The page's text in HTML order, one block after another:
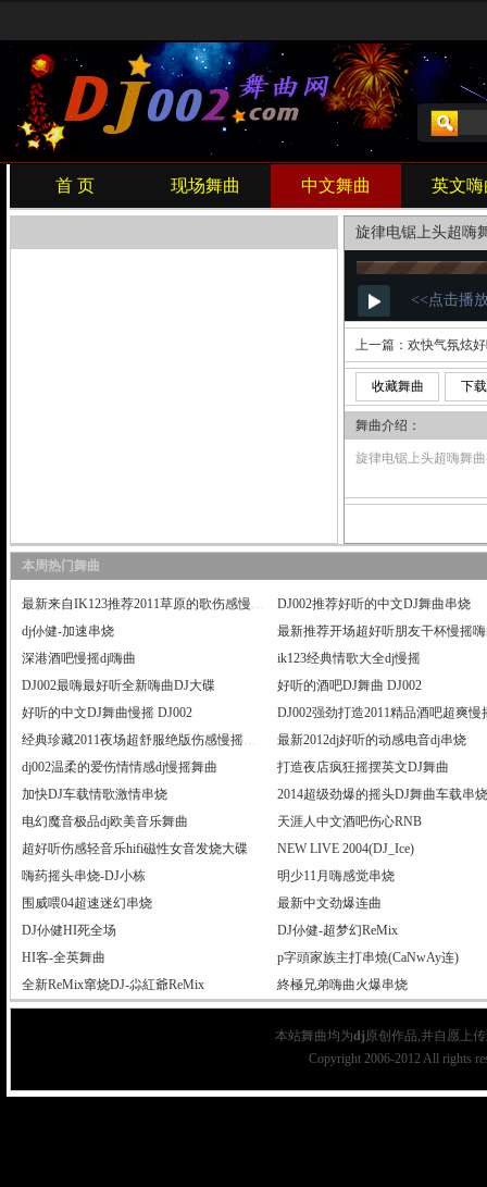
首 页 现场舞曲 中文舞曲 英文嗨
旋律电锯上头超嗨
上一篇： 欢快气氛炫
收藏舞曲 下
舞曲介绍：
旋律电锯上头超嗨舞
本周热门舞曲
最新来自IK123推荐2011草原的歌伤感慢摇嗨曲
DJ002推荐好听的中文DJ舞曲串烧
dj仦健-加速串烧
最新推荐开场超好听朋友干杯慢摇
深港酒吧慢摇dj嗨曲
ik123经典情歌大全dj慢摇
DJ002最嗨最好听全新嗨曲DJ大碟
好听的酒吧DJ舞曲 DJ002
好听的中文DJ舞曲慢摇 DJ002
DJ002强劲打造2011精品酒吧超爽慢
经典珍藏2011夜场超舒服绝版伤感慢摇嗨曲
最新2012dj好听的动感电音dj串烧
dj002温柔的爱伤情情感dj慢摇舞曲
打造夜店疯狂摇摆英文DJ舞曲
加快DJ车载情歌激情串烧
2014超级劲爆的摇头DJ舞曲车载串烧
电幻魔音极品dj欧美音乐舞曲
天涯人中文酒吧伤心RNB
超好听伤感轻音乐hifi磁性女音发烧大碟
NEW LIVE 2004(DJ_Ice)
嗨药摇头串烧-DJ小栋
明少11月嗨感觉串烧
围威喂04超速迷幻串烧
最新中文劲爆连曲
DJ仦健HI死全场
DJ仦健-超梦幻ReMix
HI客-全英舞曲
р字頭家族主打串燒(CaNwAy连)
全新ReMix窜烧DJ-尛紅爺ReMix
終極兄弟嗨曲火爆串烧
本站舞曲均为dj原创作品,并自愿上
Copyright 2006-2012 All rights